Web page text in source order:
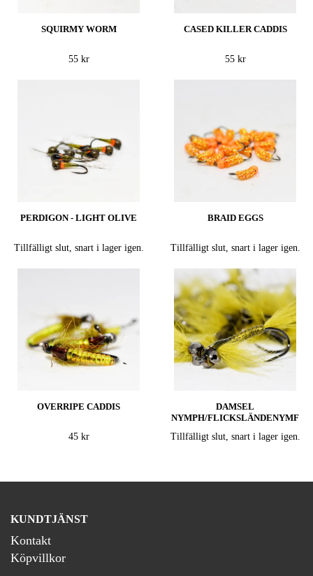
SQUIRMY WORM
55 kr
CASED KILLER CADDIS
55 kr
PERDIGON - LIGHT OLIVE
Tillfälligt slut, snart i lager igen.
BRAID EGGS
Tillfälligt slut, snart i lager igen.
OVERRIPE CADDIS
45 kr
DAMSEL
NYMPH/FLICKSLÄNDENYMF
Tillfälligt slut, snart i lager igen.
KUNDTJÄNST
Kontakt
Köpvillkor